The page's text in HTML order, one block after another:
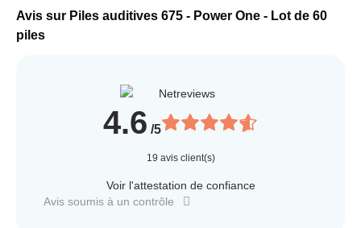
Avis sur Piles auditives 675 - Power One - Lot de 60
piles
4.6 /5
19 avis client(s)
Voir l'attestation de confiance
Avis soumis à un contrôle